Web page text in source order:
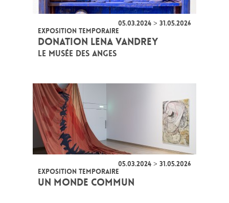
05.03.2024 > 31.05.2026
EXPOSITION TEMPORAIRE
DONATION LENA VANDREY
LE MUSÉE DES ANGES
05.03.2024 > 31.05.2026
EXPOSITION TEMPORAIRE
UN MONDE COMMUN